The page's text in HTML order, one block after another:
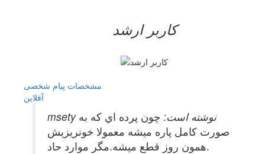
کاربر ارشد
مشخصات پیام شخصی
آفلاين
msety نوشته است: چون پرده اي كه به
صورت كامل پاره ميشه معمولا خونريزيش
همون روز قطع ميشه.مگر موارد حاد.